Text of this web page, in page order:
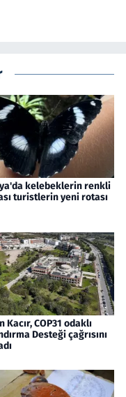
kelebeklerin renkli
turistlerin yeni rotası
Kacır, COP31 odaklı
Desteği çağrısını